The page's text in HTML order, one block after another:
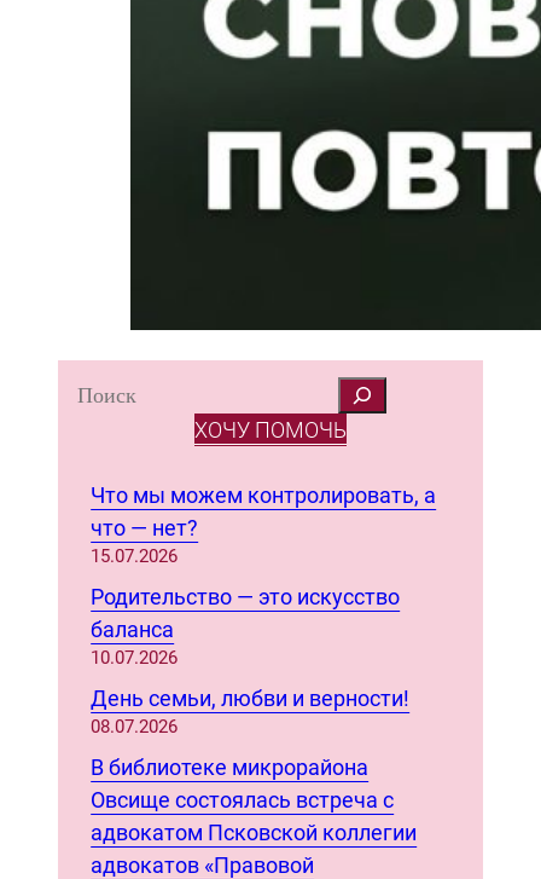
S
ХОЧУ ПОМОЧЬ
Что мы можем контролировать, а
что — нет?
15.07.2026
Родительство — это искусство
баланса
10.07.2026
День семьи, любви и верности!
08.07.2026
В библиотеке микрорайона
Овсище состоялась встреча с
адвокатом Псковской коллегии
адвокатов «Правовой